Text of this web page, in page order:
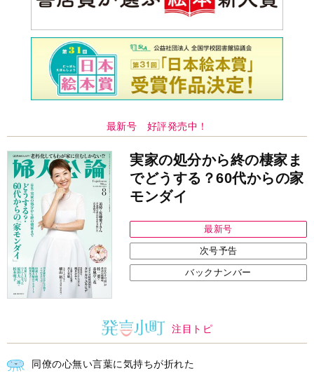
最新号 好評発売中！
実家の処分から終の棲家ま
でどうする？60代からの家
モンダイ
最新号
次号予告
バックナンバー
注目トピ
同僚の心無い言葉に気持ちが折れた